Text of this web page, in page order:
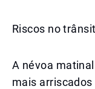
Riscos no
A névoa
mais